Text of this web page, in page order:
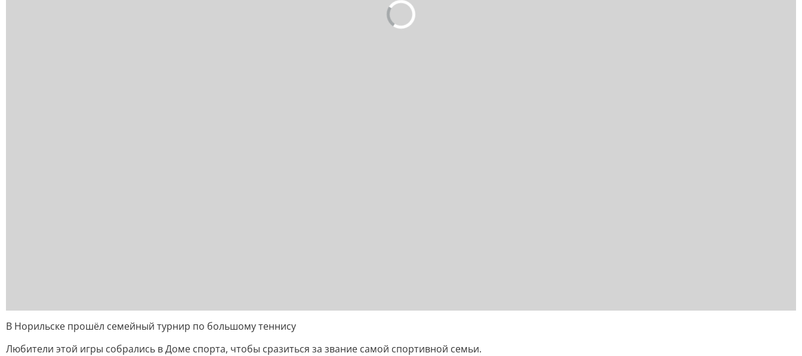
В Норильске прошёл семейный турнир по большому теннису
Любители этой игры собрались в Доме спорта, чтобы сразиться за звание самой спортивной семьи.